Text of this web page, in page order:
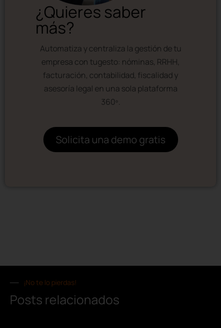
¿Quieres saber
más?
Automatiza y centraliza la gestión de tu
empresa con tugesto: nóminas, RRHH,
facturación, contabilidad, fiscalidad y
asesoría legal en una sola plataforma
360º.
Solicita una demo gratis
¡No te lo pierdas!
Posts relacionados